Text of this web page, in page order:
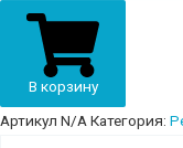
"Сухопутные
войска"
полевой
quantity
В корзину
Артикул N/AКатегория: